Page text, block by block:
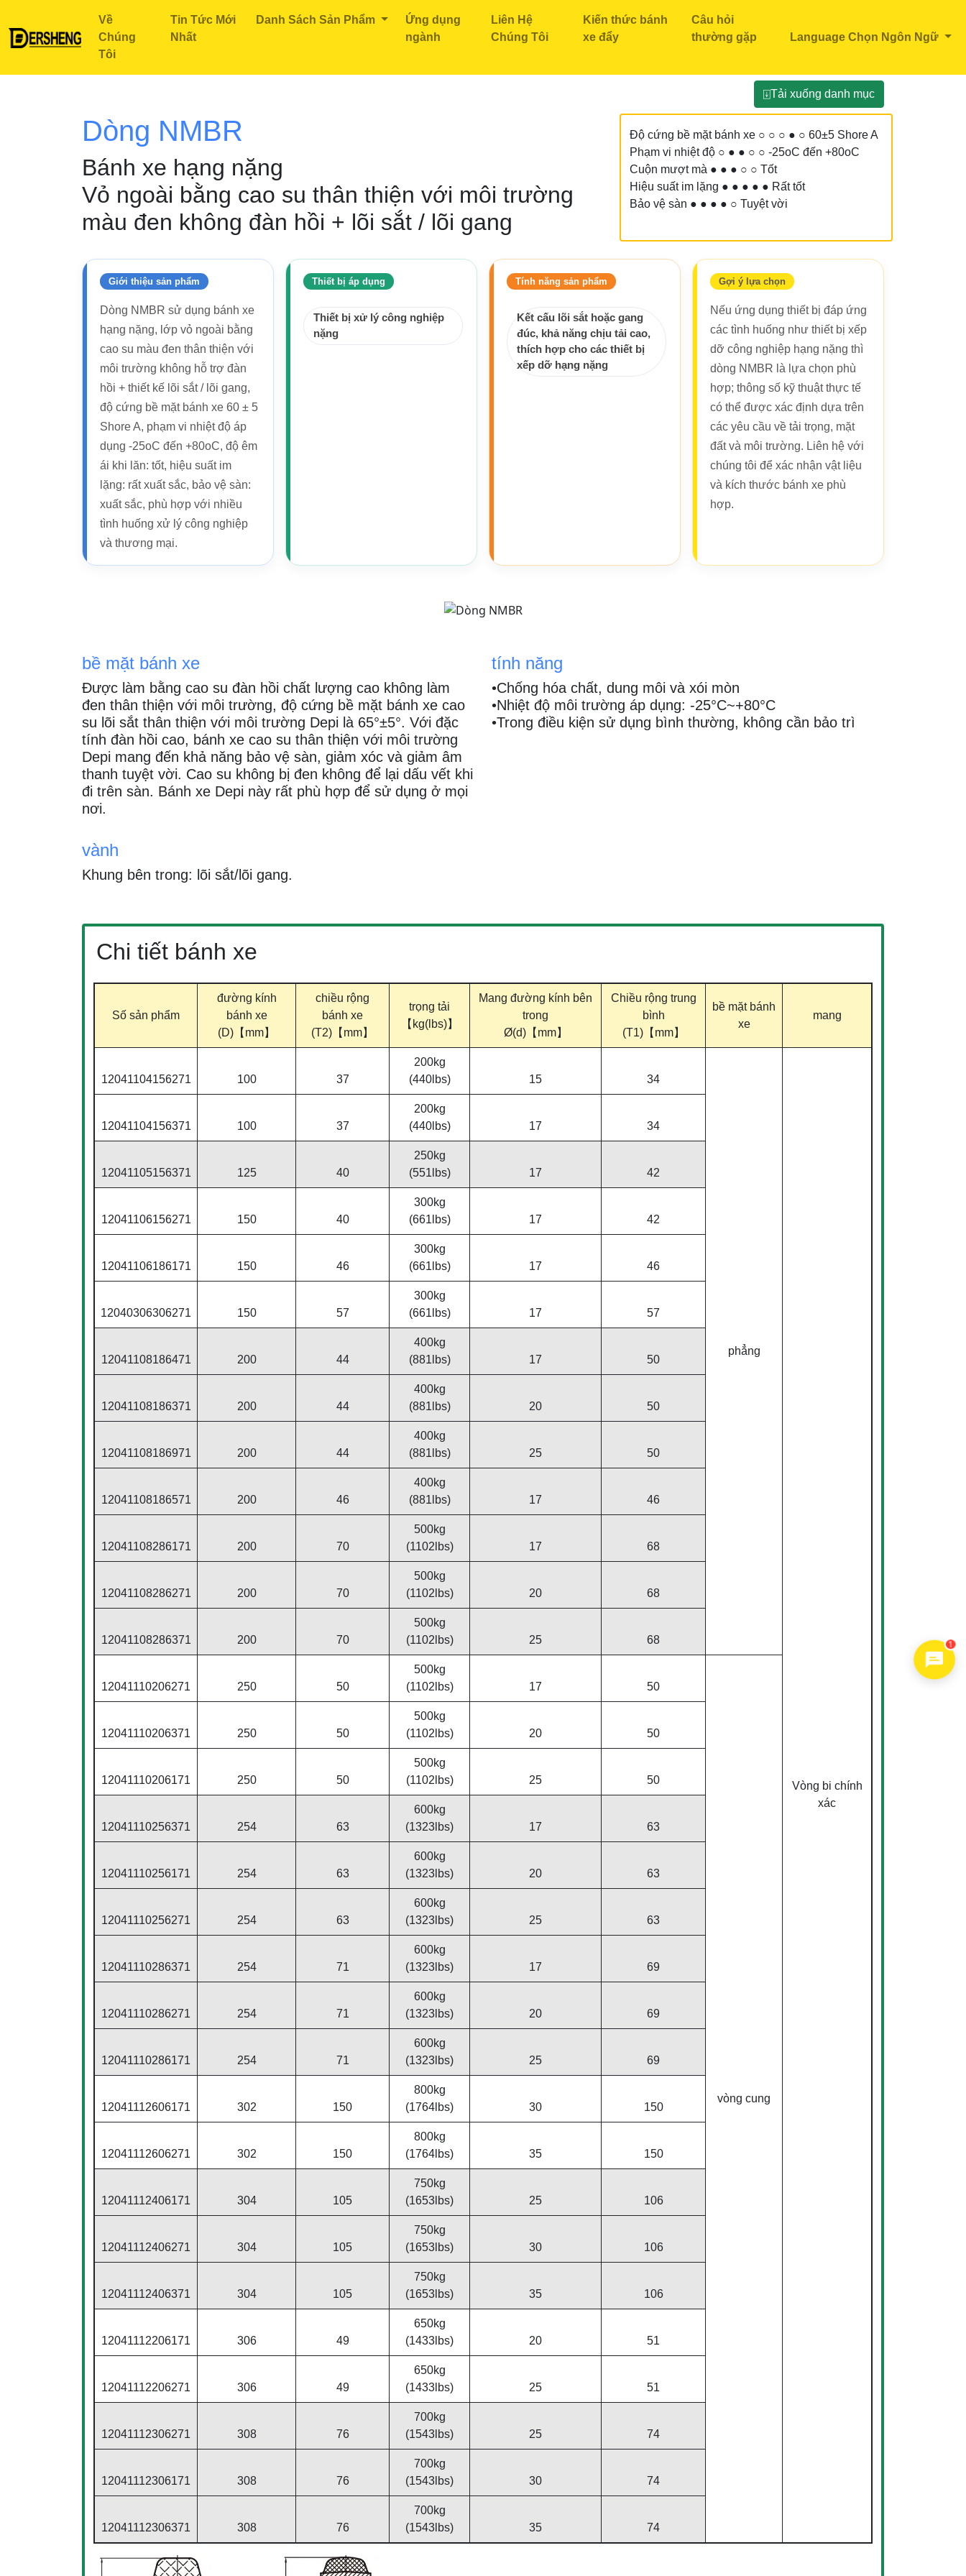
Về
Chúng
Tôi
Tin Tức Mới
Nhất
Danh Sách Sản Phẩm
Ứng dụng
ngành
Liên Hệ
Chúng Tôi
Kiến thức bánh
xe đẩy
Câu hỏi
thường gặp
Language Chọn Ngôn Ngữ
Tất Cả Sản Phẩm
⍗Tải xuống danh mục
Dòng NMBR
Bánh xe hạng nặng
Vỏ ngoài bằng cao su thân thiện với môi trường
màu đen không đàn hồi + lõi sắt / lõi gang
Độ cứng bề mặt bánh xe ○ ○ ○ ● ○ 60±5 Shore A
Phạm vi nhiệt độ ○ ● ● ○ ○ -25oC đến +80oC
Cuộn mượt mà ● ● ● ○ ○ Tốt
Hiệu suất im lặng ● ● ● ● ● Rất tốt
Bảo vệ sàn ● ● ● ● ○ Tuyệt vời
Giới thiệu sản phẩm
Dòng NMBR sử dụng bánh xe
hạng nặng, lớp vỏ ngoài bằng
cao su màu đen thân thiện với
môi trường không hỗ trợ đàn
hồi + thiết kế lõi sắt / lõi gang,
độ cứng bề mặt bánh xe 60 ± 5
Shore A, phạm vi nhiệt độ áp
dụng -25oC đến +80oC, độ êm
ái khi lăn: tốt, hiệu suất im
lặng: rất xuất sắc, bảo vệ sàn:
xuất sắc, phù hợp với nhiều
tình huống xử lý công nghiệp
và thương mại.
Thiết bị áp dụng
Thiết bị xử lý công nghiệp
nặng
Tính năng sản phẩm
Kết cấu lõi sắt hoặc gang
đúc, khả năng chịu tải cao,
thích hợp cho các thiết bị
xếp dỡ hạng nặng
Gợi ý lựa chọn
Nếu ứng dụng thiết bị đáp ứng
các tình huống như thiết bị xếp
dỡ công nghiệp hạng nặng thì
dòng NMBR là lựa chọn phù
hợp; thông số kỹ thuật thực tế
có thể được xác định dựa trên
các yêu cầu về tải trọng, mặt
đất và môi trường. Liên hệ với
chúng tôi để xác nhận vật liệu
và kích thước bánh xe phù
hợp.
bề mặt bánh xe
Được làm bằng cao su đàn hồi chất lượng cao không làm
đen thân thiện với môi trường, độ cứng bề mặt bánh xe cao
su lõi sắt thân thiện với môi trường Depi là 65°±5°. Với đặc
tính đàn hồi cao, bánh xe cao su thân thiện với môi trường
Depi mang đến khả năng bảo vệ sàn, giảm xóc và giảm âm
thanh tuyệt vời. Cao su không bị đen không để lại dấu vết khi
đi trên sàn. Bánh xe Depi này rất phù hợp để sử dụng ở mọi
nơi.
vành
Khung bên trong: lõi sắt/lõi gang.
tính năng
•Chống hóa chất, dung môi và xói mòn
•Nhiệt độ môi trường áp dụng: -25°C~+80°C
•Trong điều kiện sử dụng bình thường, không cần bảo trì
Chi tiết bánh xe
Số sản phẩm
đường kính
bánh xe
(D)【mm】
chiều rộng
bánh xe
(T2)【mm】
trọng tải
【kg(lbs)】
Mang đường kính bên
trong
Ø(d)【mm】
Chiều rộng trung
bình
(T1)【mm】
bề mặt bánh
xe
mang
12041104156271 100 37
200kg
(440lbs)
15 34
phẳng
Vòng bi chính
xác
12041104156371 100 37
200kg
(440lbs)
17 34
12041105156371 125 40
250kg
(551lbs)
17 42
12041106156271 150 40
300kg
(661lbs)
17 42
12041106186171 150 46
300kg
(661lbs)
17 46
12040306306271 150 57
300kg
(661lbs)
17 57
12041108186471 200 44
400kg
(881lbs)
17 50
12041108186371 200 44
400kg
(881lbs)
20 50
12041108186971 200 44
400kg
(881lbs)
25 50
12041108186571 200 46
400kg
(881lbs)
17 46
12041108286171 200 70
500kg
(1102lbs)
17 68
12041108286271 200 70
500kg
(1102lbs)
20 68
12041108286371 200 70
500kg
(1102lbs)
25 68
12041110206271 250 50
500kg
(1102lbs)
17 50
vòng cung
12041110206371 250 50
500kg
(1102lbs)
20 50
12041110206171 250 50
500kg
(1102lbs)
25 50
12041110256371 254 63
600kg
(1323lbs)
17 63
12041110256171 254 63
600kg
(1323lbs)
20 63
12041110256271 254 63
600kg
(1323lbs)
25 63
12041110286371 254 71
600kg
(1323lbs)
17 69
12041110286271 254 71
600kg
(1323lbs)
20 69
12041110286171 254 71
600kg
(1323lbs)
25 69
12041112606171 302 150
800kg
(1764lbs)
30 150
12041112606271 302 150
800kg
(1764lbs)
35 150
12041112406171 304 105
750kg
(1653lbs)
25 106
12041112406271 304 105
750kg
(1653lbs)
30 106
12041112406371 304 105
750kg
(1653lbs)
35 106
12041112206171 306 49
650kg
(1433lbs)
20 51
12041112206271 306 49
650kg
(1433lbs)
25 51
12041112306271 308 76
700kg
(1543lbs)
25 74
12041112306171 308 76
700kg
(1543lbs)
30 74
12041112306371 308 76
700kg
(1543lbs)
35 74
1